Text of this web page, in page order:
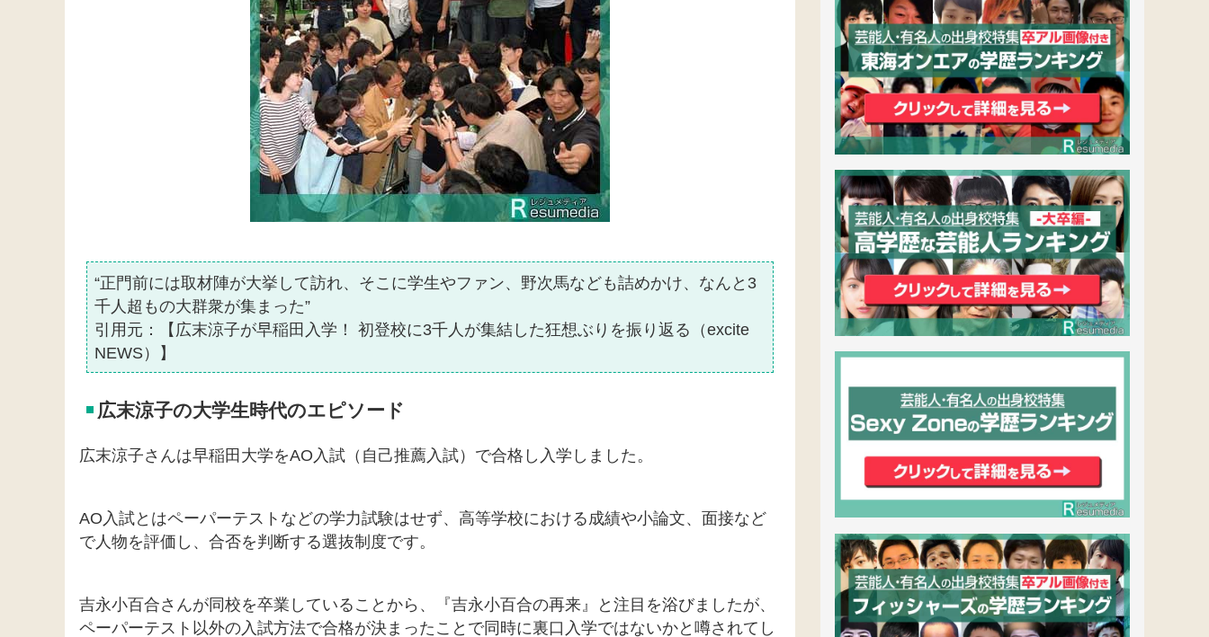
“正門前には取材陣が大挙して訪れ、そこに学生やファン、野次馬なども詰めかけ、なんと3
千人超もの大群衆が集まった”
引用元：【広末涼子が早稲田入学！ 初登校に3千人が集結した狂想ぶりを振り返る（excite
NEWS）】
広末涼子の大学生時代のエピソード
広末涼子さんは早稲田大学をAO入試（自己推薦入試）で合格し入学しました。
AO入試とはペーパーテストなどの学力試験はせず、高等学校における成績や小論文、面接など
で人物を評価し、合否を判断する選抜制度です。
吉永小百合さんが同校を卒業していることから、『吉永小百合の再来』と注目を浴びましたが、
ペーパーテスト以外の入試方法で合格が決まったことで同時に裏口入学ではないかと噂されてし